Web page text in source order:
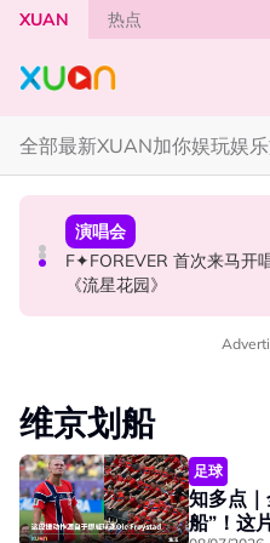
Skip to main content
XUAN 热点
全部最新XUAN加你娱玩娱乐
国际星闻
CORTIS MARTIN一开口
获网友狂赞！
国际星闻
张员瑛频陷耍大牌争议！
面！
演唱会
F✦FOREVER 首次来马开
《流星花园》
维京划船
足球
知多点
船”！这